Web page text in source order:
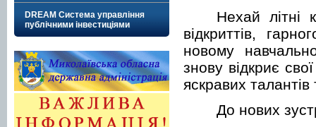
DREAM Система управління
публічними інвестиціями
Нехай літні
відкриттів,
новому
знову відкриє
яскравих
До нових